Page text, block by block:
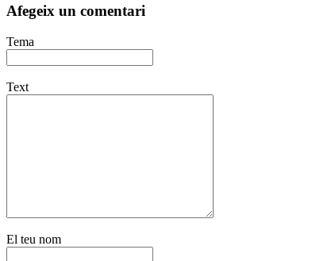
Afegeix un comentari
Tema
Text
El teu nom